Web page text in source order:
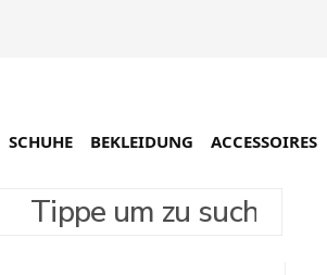
um zu suchen
SCHUHE BEKLEIDUNG ACCESSOIRES